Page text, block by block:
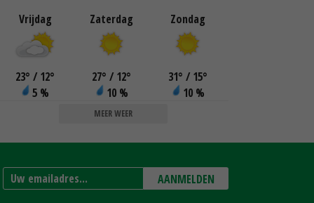
Vrijdag
23° / 12°
5 %
Zaterdag
27° / 12°
10 %
Zondag
31° / 15°
10 %
MEER WEER
AANMELDEN